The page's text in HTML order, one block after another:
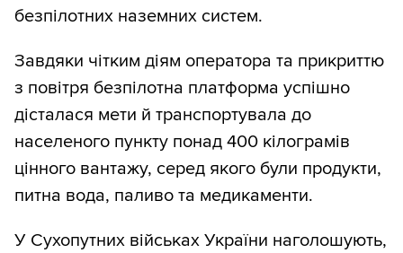
безпілотних наземних систем.
Завдяки чітким діям оператора та прикриттю
з повітря безпілотна платформа успішно
дісталася мети й транспортувала до
населеного пункту понад 400 кілограмів
цінного вантажу, серед якого були продукти,
питна вода, паливо та медикаменти.
У Сухопутних військах України наголошують,